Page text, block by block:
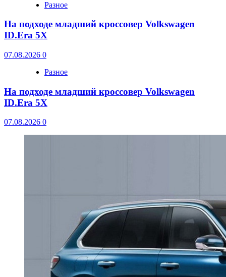
Разное
На подходе младший кроссовер Volkswagen
ID.Era 5X
07.08.2026 0
Разное
На подходе младший кроссовер Volkswagen
ID.Era 5X
07.08.2026 0